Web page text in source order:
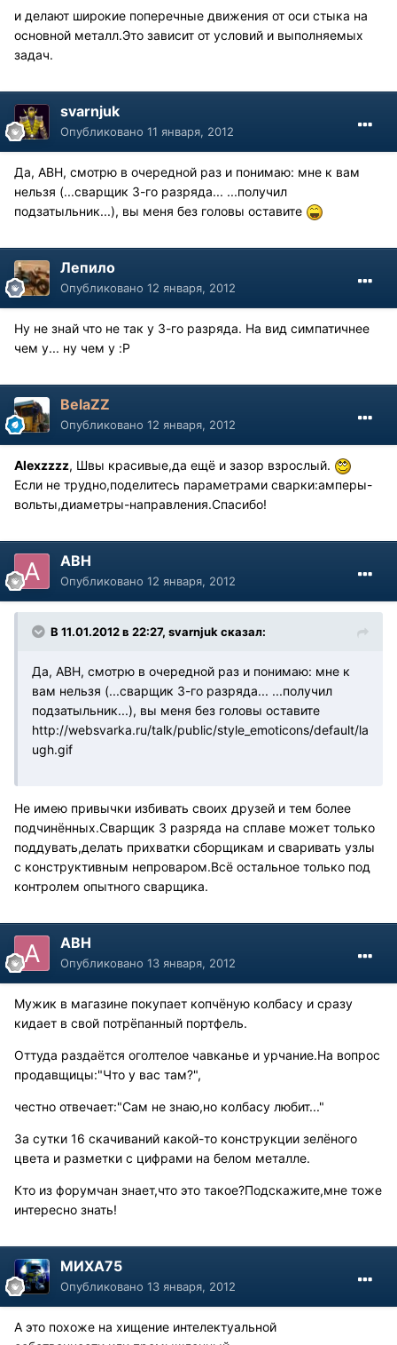
и делают широкие поперечные движения от оси стыка на
основной металл.Это зависит от условий и выполняемых
задач.
svarnjuk
Опубликовано 11 января, 2012
Да, АВН, смотрю в очередной раз и понимаю: мне к вам
нельзя (...сварщик 3-го разряда... ...получил
подзатыльник...), вы меня без головы оставите
Лепило
Опубликовано 12 января, 2012
Ну не знай что не так у 3-го разряда. На вид симпатичнее
чем у... ну чем у :P
BelaZZ
Опубликовано 12 января, 2012
Alexzzzz, Швы красивые,да ещё и зазор взрослый.
Если не трудно,поделитесь параметрами сварки:амперы-
вольты,диаметры-направления.Спасибо!
АВН
Опубликовано 12 января, 2012
В 11.01.2012 в 22:27, svarnjuk сказал:
Да, АВН, смотрю в очередной раз и понимаю: мне к
вам нельзя (...сварщик 3-го разряда... ...получил
подзатыльник...), вы меня без головы оставите
http://websvarka.ru/talk/public/style_emoticons/default/la
ugh.gif
Не имею привычки избивать своих друзей и тем более
подчинённых.Сварщик 3 разряда на сплаве может только
поддувать,делать прихватки сборщикам и сваривать узлы
с конструктивным непроваром.Всё остальное только под
контролем опытного сварщика.
АВН
Опубликовано 13 января, 2012
Мужик в магазине покупает копчёную колбасу и сразу
кидает в свой потрёпанный портфель.
Оттуда раздаётся оголтелое чавканье и урчание.На вопрос
продавщицы:"Что у вас там?",
честно отвечает:"Сам не знаю,но колбасу любит..."
За сутки 16 скачиваний какой-то конструкции зелёного
цвета и разметки с цифрами на белом металле.
Кто из форумчан знает,что это такое?Подскажите,мне тоже
интересно знать!
МИХА75
Опубликовано 13 января, 2012
А это похоже на хищение интелектуальной